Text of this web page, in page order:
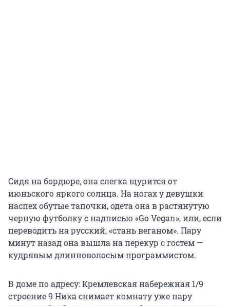
Сидя на бордюре, она слегка щурится от
июньского яркого солнца. На ногах у девушки
наспех обутые тапочки, одета она в растянутую
черную футболку с надписью «Go Vegan», или, если
переводить на русский, «стань веганом». Пару
минут назад она вышла на перекур с гостем —
кудрявым длинноволосым программистом.
В доме по адресу: Кремлевская набережная 1/9
строение 9 Ника снимает комнату уже пару